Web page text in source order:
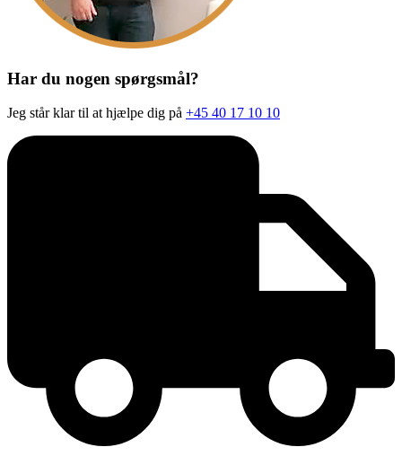
Har du nogen spørgsmål?
Jeg står klar til at hjælpe dig på +45 40 17 10 10